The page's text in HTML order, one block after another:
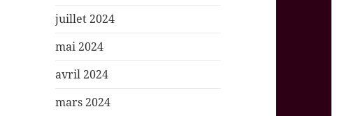
juillet 2024
mai 2024
avril 2024
mars 2024